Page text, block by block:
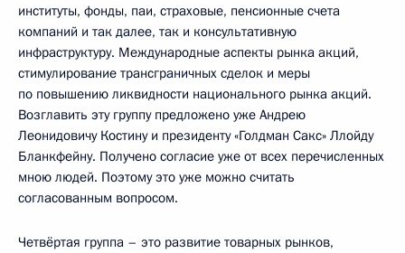
институты, фонды, паи, страховые, пенсионные счета
компаний и так далее, так и консультативную
инфраструктуру. Международные аспекты рынка акций,
стимулирование трансграничных сделок и меры
по повышению ликвидности национального рынка акций.
Возглавить эту группу предложено уже Андрею
Леонидовичу Костину и президенту «Голдман Сакс» Ллойду
Бланкфейну. Получено согласие уже от всех перечисленных
мною людей. Поэтому это уже можно считать
согласованным вопросом.
Четвёртая группа – это развитие товарных рынков,